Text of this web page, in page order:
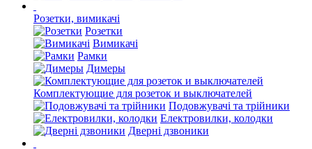
Розетки, вимикачі
Розетки
Вимикачі
Рамки
Димеры
Комплектующие для розеток и выключателей
Подовжувачі та трійники
Електровилки, колодки
Дверні дзвоники